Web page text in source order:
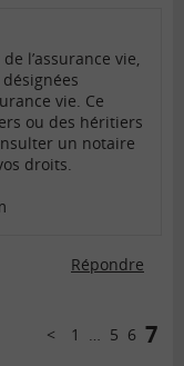
l’assurance vie,
vie. Ce
ou des héritiers
un notaire
droits.
Répondre
Précédent
1 … 5 6 7